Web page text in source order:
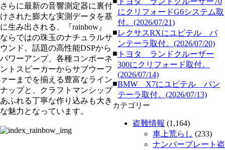
さらに最新の音響測定器に裏付
けされた膨大な実測データを基
に生み出される、『rainbow』
ならではの珠玉のナチュラルサ
ウンド。話題の高性能DSPから
パワーアンプ、各種コンポーネ
ントスピーカーからサブウーフ
ァーまでを揃える豊富なライン
ナップと、クラフトマンシップ
あふれる丁寧な作り込みも大き
な魅力となっています。
にクリフォードG6システム取
付。(2026/07/21)
■レクサスRXにユピテル パ
ンテーラ取付。(2026/07/20)
■ トヨタ ランドクルーザー
300にクリフォード取付。
(2026/07/14)
■BMW X7にユピテル パン
テーラ取付。(2026/07/13)
カテゴリー
盗難情報 (1,164)
車上荒らし (233)
ナンバープレート盗